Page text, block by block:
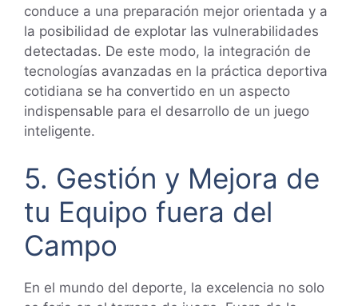
conduce a una preparación mejor orientada y a
la posibilidad de explotar las vulnerabilidades
detectadas. De este modo, la integración de
tecnologías avanzadas en la práctica deportiva
cotidiana se ha convertido en un aspecto
indispensable para el desarrollo de un juego
inteligente.
5. Gestión y Mejora de
tu Equipo fuera del
Campo
En el mundo del deporte, la excelencia no solo